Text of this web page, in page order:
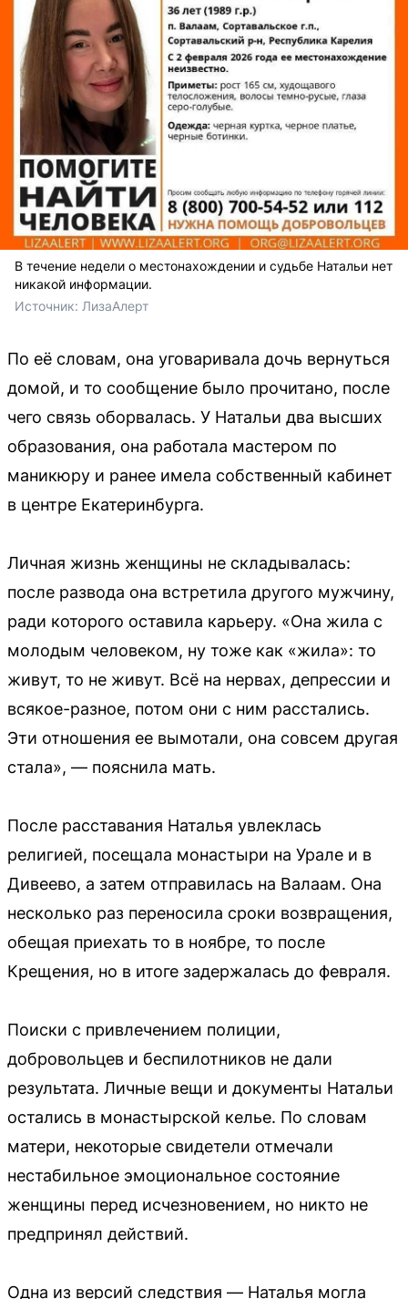
В течение недели о местонахождении и судьбе Натальи нет
никакой информации.
Источник: ЛизаАлерт
По её словам, она уговаривала дочь вернуться
домой, и то сообщение было прочитано, после
чего связь оборвалась. У Натальи два высших
образования, она работала мастером по
маникюру и ранее имела собственный кабинет
в центре Екатеринбурга.
Личная жизнь женщины не складывалась:
после развода она встретила другого мужчину,
ради которого оставила карьеру. «Она жила с
молодым человеком, ну тоже как «жила»: то
живут, то не живут. Всё на нервах, депрессии и
всякое-разное, потом они с ним расстались.
Эти отношения ее вымотали, она совсем другая
стала», — пояснила мать.
После расставания Наталья увлеклась
религией, посещала монастыри на Урале и в
Дивеево, а затем отправилась на Валаам. Она
несколько раз переносила сроки возвращения,
обещая приехать то в ноябре, то после
Крещения, но в итоге задержалась до февраля.
Поиски с привлечением полиции,
добровольцев и беспилотников не дали
результата. Личные вещи и документы Натальи
остались в монастырской келье. По словам
матери, некоторые свидетели отмечали
нестабильное эмоциональное состояние
женщины перед исчезновением, но никто не
предпринял действий.
Одна из версий следствия — Наталья могла